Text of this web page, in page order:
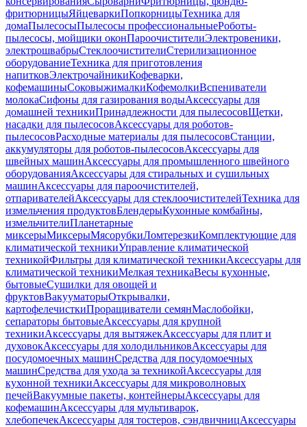
фритюрницыЯйцеваркиПопкорницыТехника для
домаПылесосыПылесосы профессиональныеРоботы-
пылесосы, мойщики оконПароочистителиЭлектровеники,
электрошвабрыСтеклоочистителиСтерилизационное
оборудованиеТехника для приготовления
напитковЭлектрочайникиКофеварки,
кофемашиныСоковыжималкиКофемолкиВспениватели
молокаСифоны для газирования водыАксессуары для
домашней техникиПринадлежности для пылесосовЩетки,
насадки для пылесосовАксессуары для роботов-
пылесосовРасходные материалы для пылесосовСтанции,
аккумуляторы для роботов-пылесосовАксессуары для
швейных машинАксессуары для промышленного швейного
оборудованияАксессуары для стиральных и сушильных
машинАксессуары для пароочистителей,
отпаривателейАксессуары для стеклоочистителейТехника для
измельчения продуктовБлендерыКухонные комбайны,
измельчителиПланетарные
миксерыМиксерыМясорубкиЛомтерезкиКомплектующие для
климатической техникиУправление климатической
техникойФильтры для климатической техникиАксессуары для
климатической техникиМелкая техникаВесы кухонные,
бытовыеСушилки для овощей и
фруктовВакууматорыОткрывалки,
картофелечисткиПроращиватели семянМаслобойки,
сепараторы бытовыеАксессуары для крупной
техникиАксессуары для вытяжекАксессуары для плит и
духовокАксессуары для холодильниковАксессуары для
посудомоечных машинСредства для посудомоечных
машинСредства для ухода за техникойАксессуары для
кухонной техникиАксессуары для микроволновых
печейВакуумные пакеты, контейнерыАксессуары для
кофемашинАксессуары для мультиварок,
хлебопечекАксессуары для тостеров, сэндвичницАксессуары